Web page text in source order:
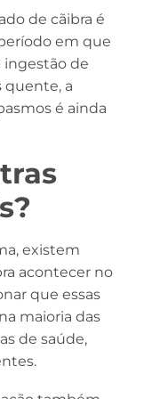
de cãibra é
em que
ingestão de
quente, a
é ainda
existem
acontecer no
que essas
maioria das
de saúde,